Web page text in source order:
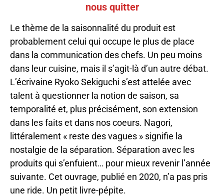
nous quitter
Le thème de la saisonnalité du produit est
probablement celui qui occupe le plus de place
dans la communication des chefs. Un peu moins
dans leur cuisine, mais il s’agit-là d’un autre débat.
L’écrivaine Ryoko Sekiguchi s’est attelée avec
talent à questionner la notion de saison, sa
temporalité et, plus précisément, son extension
dans les faits et dans nos coeurs. Nagori,
littéralement « reste des vagues » signifie la
nostalgie de la séparation. Séparation avec les
produits qui s’enfuient… pour mieux revenir l’année
suivante. Cet ouvrage, publié en 2020, n’a pas pris
une ride. Un petit livre-pépite.